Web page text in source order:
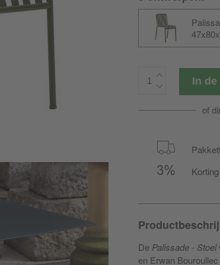
In
of
De Palissade - Stoel
en Erwan